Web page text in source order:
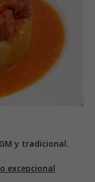
y tradicional.
excepcional